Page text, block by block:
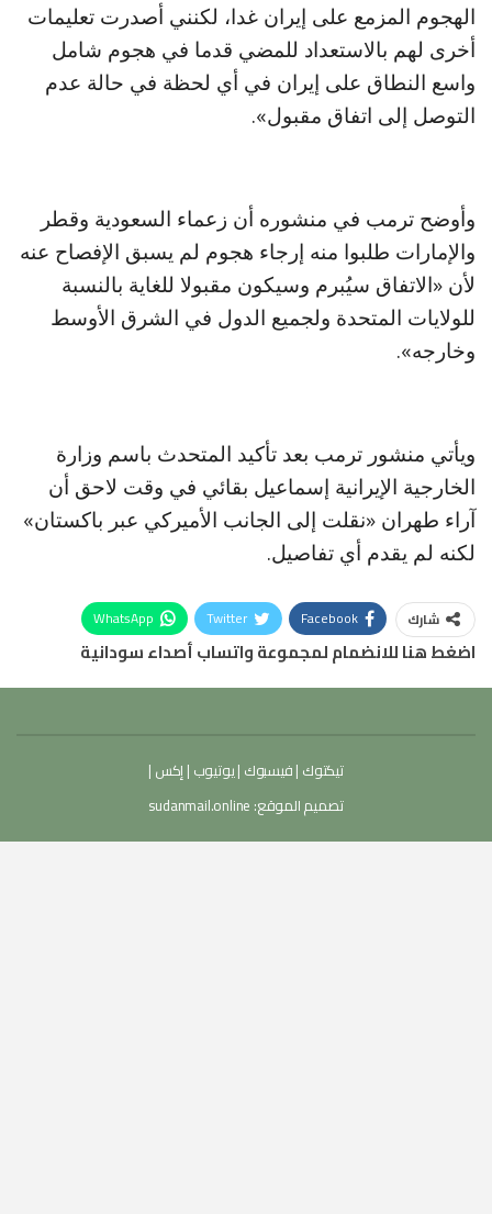
الهجوم المزمع على إيران غدا، لكنني أصدرت تعليمات
أخرى لهم بالاستعداد للمضي قدما في هجوم شامل
واسع النطاق على إيران في أي لحظة في حالة عدم
التوصل إلى اتفاق مقبول».
وأوضح ترمب في منشوره أن زعماء السعودية وقطر
والإمارات طلبوا منه إرجاء هجوم لم يسبق الإفصاح عنه
لأن «الاتفاق سيُبرم وسيكون مقبولا للغاية بالنسبة
للولايات المتحدة ولجميع الدول في الشرق الأوسط
وخارجه».
ويأتي منشور ترمب بعد تأكيد المتحدث باسم وزارة
الخارجية الإيرانية إسماعيل بقائي في وقت لاحق أن
آراء طهران «نقلت إلى الجانب الأميركي عبر باكستان»
لكنه لم يقدم ⁠أي تفاصيل.
شارك Facebook
Twitter
WhatsApp
اضغط هنا للانضمام لمجموعة واتساب أصداء سودانية
تيكتوك |فيسبوك |يوتيوب | إكس |
تصميم الموقع: sudanmail.online